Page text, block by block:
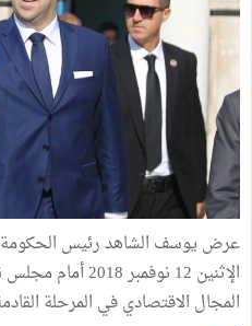
عرض يوسف الشاهد رئيس الحكومة
الإثنين 12
المجال الاقتصادي في المرحلة